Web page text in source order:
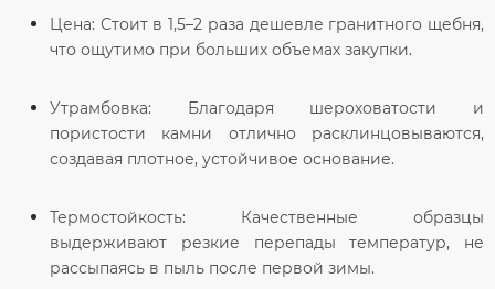
Цена: Стоит в 1,5–2 раза дешевле гранитного щебня,
что ощутимо при больших объемах закупки.
Утрамбовка: Благодаря шероховатости и
пористости камни отлично расклинцовываются,
создавая плотное, устойчивое основание.
Термостойкость: Качественные образцы
выдерживают резкие перепады температур, не
рассыпаясь в пыль после первой зимы.